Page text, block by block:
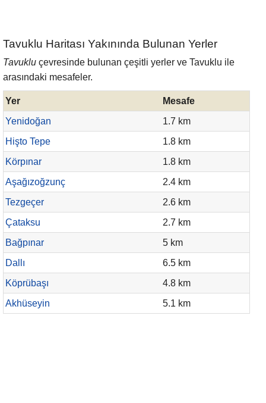
Tavuklu Haritası Yakınında Bulunan Yerler
Tavuklu çevresinde bulunan çeşitli yerler ve Tavuklu ile
arasındaki mesafeler.
Yer
Mesafe
Yenidoğan
1.7 km
Hişto Tepe
1.8 km
Körpınar
1.8 km
Aşağızoğzunç
2.4 km
Tezgeçer
2.6 km
Çataksu
2.7 km
Bağpınar
5 km
Dallı
6.5 km
Köprübaşı
4.8 km
Akhüseyin
5.1 km